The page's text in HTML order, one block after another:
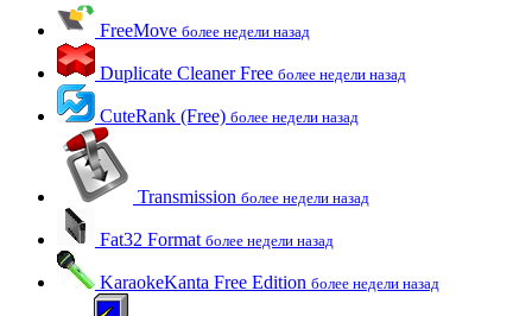
FreeMove более недели назад
Duplicate Cleaner Free более недели назад
CuteRank (Free) более недели назад
Transmission более недели назад
Fat32 Format более недели назад
KaraokeKanta Free Edition более недели назад